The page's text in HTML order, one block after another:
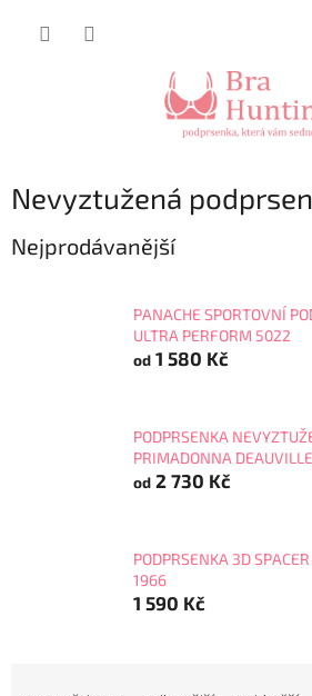
Nevyztužená
Nejprodávanější
PANACHE SPORTOVNÍ
ULTRA PERFORM 5022
od 1 580 Kč
PODPRSENKA
PRIMADONNA DEAUVILLE
od 2 730 Kč
PODPRSENKA 3D
1966
1 590 Kč